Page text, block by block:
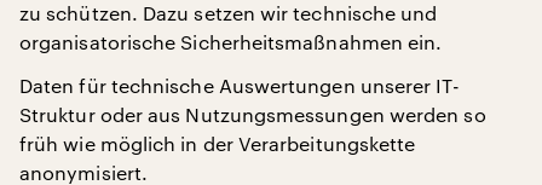
zu schützen. Dazu setzen wir technische und
organisatorische Sicherheitsmaßnahmen ein.
Daten für technische Auswertungen unserer IT-
Struktur oder aus Nutzungsmessungen werden so
früh wie möglich in der Verarbeitungskette
anonymisiert.